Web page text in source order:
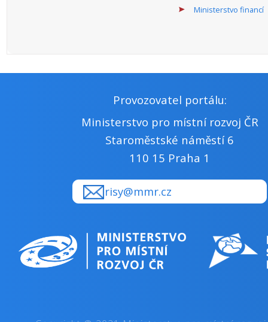
Ministerstvo financí
Provozovatel portálu:
Ministerstvo pro místní rozvoj ČR
Staroměstské náměstí 6
110 15 Praha 1
risy@mmr.cz